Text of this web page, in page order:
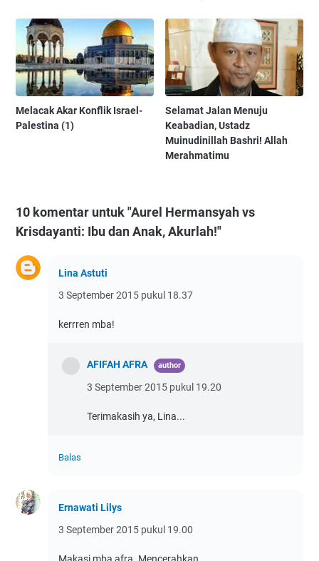
Melacak Akar Konflik Israel-
Palestina (1)
Selamat Jalan Menuju
Keabadian, Ustadz
Muinudinillah Bashri! Allah
Merahmatimu
10 komentar untuk "Aurel Hermansyah vs
Krisdayanti: Ibu dan Anak, Akurlah!"
Lina Astuti
3 September 2015 pukul 18.37
kerrren mba!
AFIFAH AFRA
3 September 2015 pukul 19.20
Terimakasih ya, Lina...
Balas
Ernawati Lilys
3 September 2015 pukul 19.00